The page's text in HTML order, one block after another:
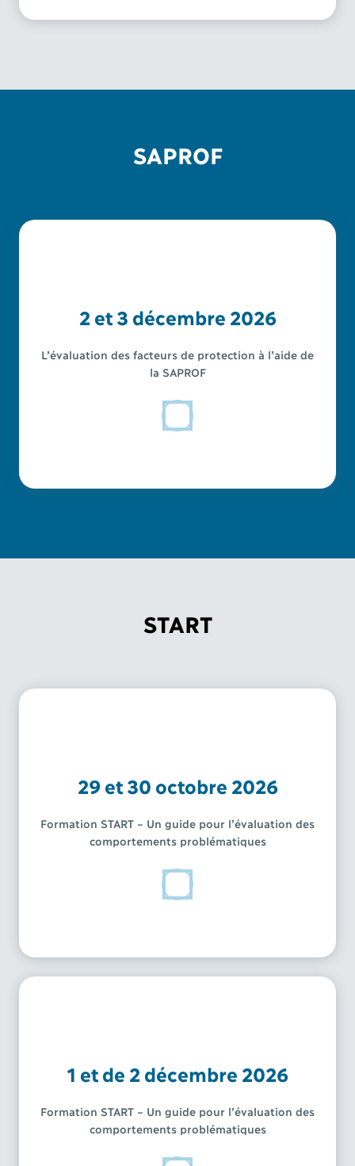
SAPROF
2 et 3 décembre 2026
L’évaluation des facteurs de protection à l’aide de
la SAPROF
START
29 et 30 octobre 2026
Formation START – Un guide pour l’évaluation des
comportements problématiques
1 et de 2 décembre 2026
Formation START – Un guide pour l’évaluation des
comportements problématiques